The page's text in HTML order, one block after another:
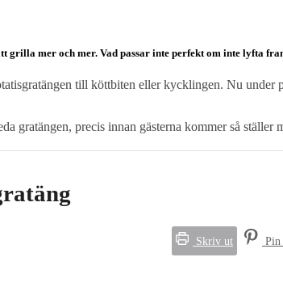
grilla mer och mer. Vad passar inte perfekt om inte lyfta
till köttbiten eller kycklingen. Nu
gratängen, precis innan gästerna kommer så
Skriv ut Pin